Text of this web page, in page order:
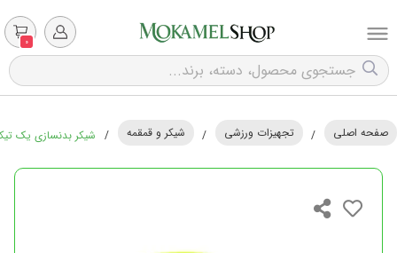
0
صفحه اصلی / تجهیزات ورزشی / شیکر و قمقمه / شیکر بدنسازی یک تیکه